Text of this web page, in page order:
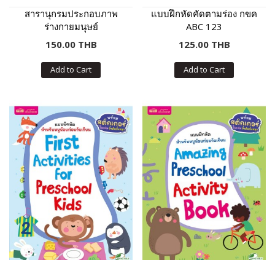
สารานุกรมประกอบภาพ
ร่างกายมนุษย์
150.00 THB
Add to Cart
แบบฝึกหัดคัดตามร่อง กขค
ABC 123
125.00 THB
Add to Cart